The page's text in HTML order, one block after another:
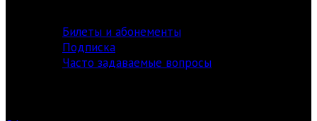
Билеты и абонементы
Подписка
Часто задаваемые вопросы